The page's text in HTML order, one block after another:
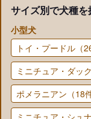
サイズ別で犬種を
小型犬
トイ・プードル（
ミニチュア・ダッ
ポメラニアン（18件
ミニチュア・シュ